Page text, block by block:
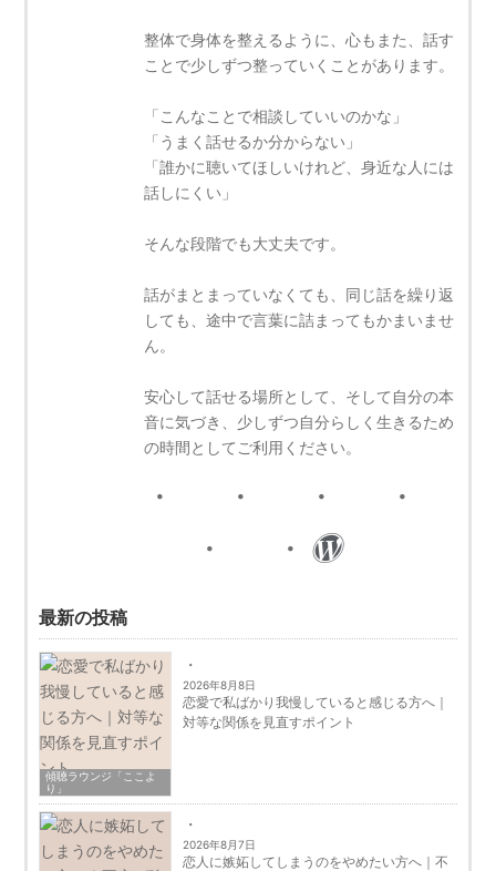
整体で身体を整えるように、心もまた、話す
ことで少しずつ整っていくことがあります。
「こんなことで相談していいのかな」
「うまく話せるか分からない」
「誰かに聴いてほしいけれど、身近な人には
話しにくい」
そんな段階でも大丈夫です。
話がまとまっていなくても、同じ話を繰り返
しても、途中で言葉に詰まってもかまいませ
ん。
安心して話せる場所として、そして自分の本
音に気づき、少しずつ自分らしく生きるため
の時間としてご利用ください。
最新の投稿
傾聴ラウンジ「ここよ
り」
2026年8月8日
恋愛で私ばかり我慢していると感じる方へ｜
対等な関係を見直すポイント
2026年8月7日
恋人に嫉妬してしまうのをやめたい方へ｜不